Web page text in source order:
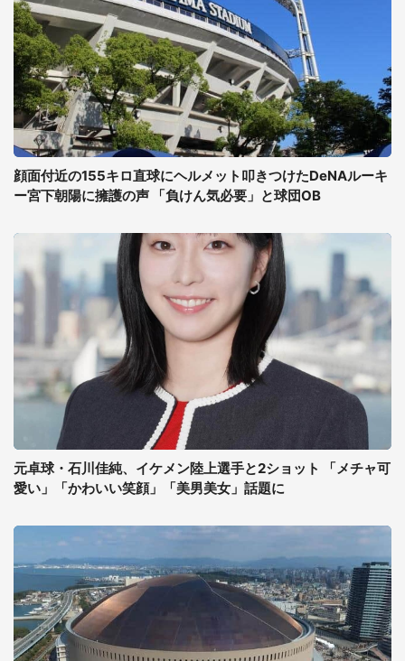
顔面付近の155キロ直球にヘルメット叩きつけたDeNAルーキ
ー宮下朝陽に擁護の声 「負けん気必要」と球団OB
元卓球・石川佳純、イケメン陸上選手と2ショット 「メチャ可
愛い」「かわいい笑顔」「美男美女」話題に